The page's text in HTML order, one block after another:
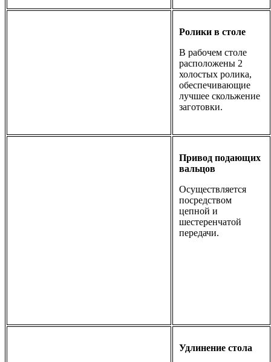
Ролики в столе
В рабочем столе
расположены 2
холостых ролика,
обеспечивающие
лучшее скольжение
заготовки.
Привод подающих
вальцов
Осуществляется
посредством
цепной и
шестеренчатой
передачи.
Удлинение стола